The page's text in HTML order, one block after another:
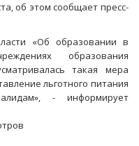
об этом сообщает пресс-
«Об образовании в
образования
такая мера
льготного питания
- информирует